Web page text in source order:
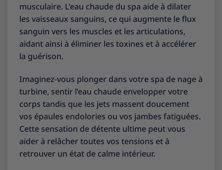
musculaire. L’eau chaude du spa aide à dilater
les vaisseaux sanguins, ce qui augmente le flux
sanguin vers les muscles et les articulations,
aidant ainsi à éliminer les toxines et à accélérer
la guérison.
Imaginez-vous plonger dans votre spa de nage à
turbine, sentir l’eau chaude envelopper votre
corps tandis que les jets massent doucement
vos épaules endolories ou vos jambes fatiguées.
Cette sensation de détente ultime peut vous
aider à relâcher toutes vos tensions et à
retrouver un état de calme intérieur.